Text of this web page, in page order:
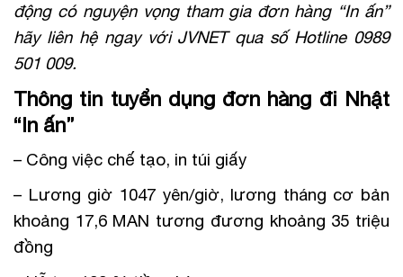
động có nguyện vọng tham gia đơn hàng “In ấn”
hãy liên hệ ngay với JVNET qua số Hotline 0989
501 009.
Thông tin tuyển dụng đơn hàng đi Nhật
“In ấn”
– Công việc chế tạo, in túi giấy
– Lương giờ 1047 yên/giờ, lương tháng cơ bản
khoảng 17,6 MAN tương đương khoảng 35 triệu
đồng